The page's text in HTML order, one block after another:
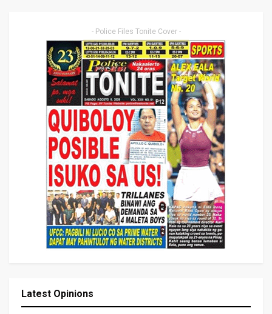
- Police Files Tonite Cover -
Latest Opinions